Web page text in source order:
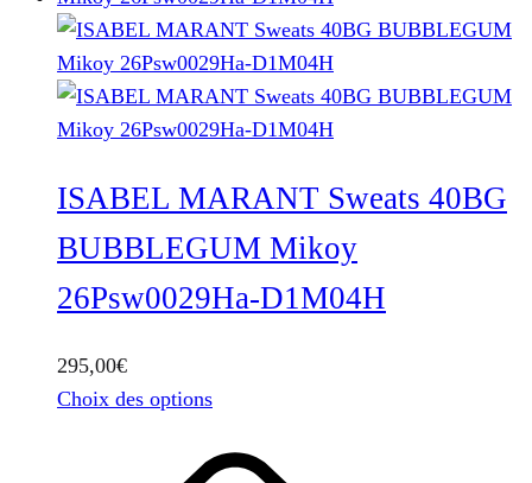
ISABEL MARANT Sweats 40BG
BUBBLEGUM Mikoy
26Psw0029Ha-D1M04H
295,00€
Choix des optionsCe
a